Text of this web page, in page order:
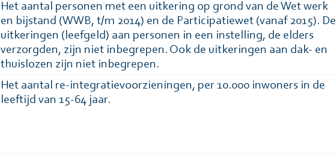
Het aantal personen met een uitkering op grond van de Wet werk
en bijstand (WWB, t/m 2014) en de Participatiewet (vanaf 2015). De
uitkeringen (leefgeld) aan personen in een instelling, de elders
verzorgden, zijn niet inbegrepen. Ook de uitkeringen aan dak- en
thuislozen zijn niet inbegrepen.
Het aantal re-integratievoorzieningen, per 10.000 inwoners in de
leeftijd van 15-64 jaar.